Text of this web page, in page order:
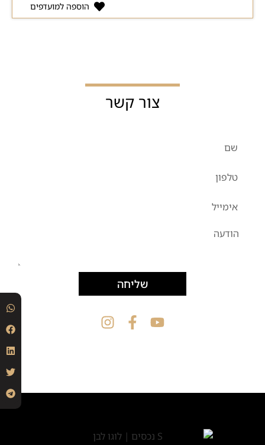
הוספה למועדפים
צור קשר
שליחה